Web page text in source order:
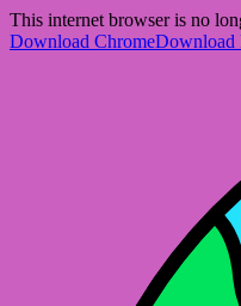
This internet browser is no
Download ChromeDownload